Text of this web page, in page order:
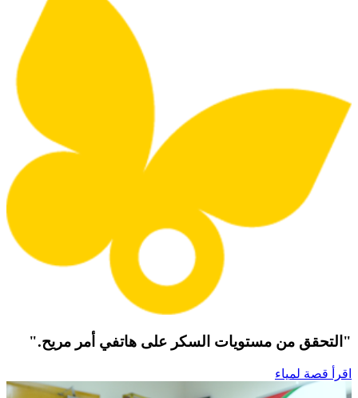
"التحقق من مستويات السكر على هاتفي أمر مريح."
اقرأ قصة لمياء